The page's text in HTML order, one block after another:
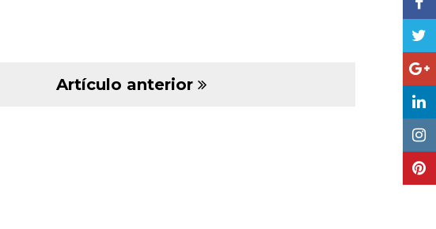
Artículo anterior